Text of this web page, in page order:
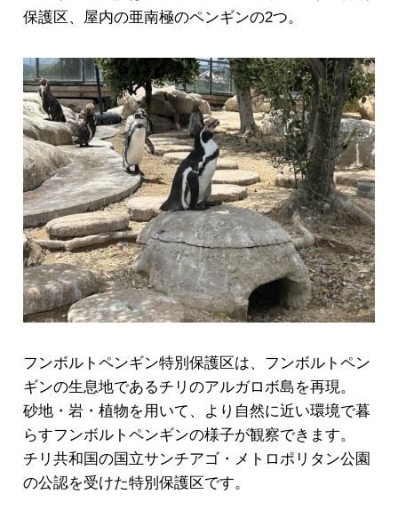
保護区、屋内の亜南極のペンギンの2つ。
フンボルトペンギン特別保護区は、フンボルトペン
ギンの生息地であるチリのアルガロボ島を再現。
砂地・岩・植物を用いて、より自然に近い環境で暮
らすフンボルトペンギンの様子が観察できます。
チリ共和国の国立サンチアゴ・メトロポリタン公園
の公認を受けた特別保護区です。